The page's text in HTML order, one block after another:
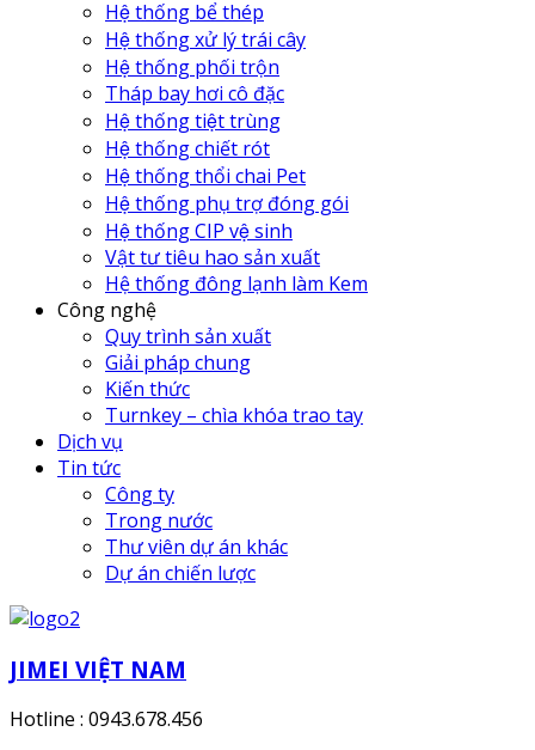
Hệ thống bể thép
Hệ thống xử lý trái cây
Hệ thống phối trộn
Tháp bay hơi cô đặc
Hệ thống tiệt trùng
Hệ thống chiết rót
Hệ thống thổi chai Pet
Hệ thống phụ trợ đóng gói
Hệ thống CIP vệ sinh
Vật tư tiêu hao sản xuất
Hệ thống đông lạnh làm Kem
Công nghệ
Quy trình sản xuất
Giải pháp chung
Kiến thức
Turnkey – chìa khóa trao tay
Dịch vụ
Tin tức
Công ty
Trong nước
Thư viên dự án khác
Dự án chiến lược
JIMEI VIỆT NAM
Hotline : 0943.678.456